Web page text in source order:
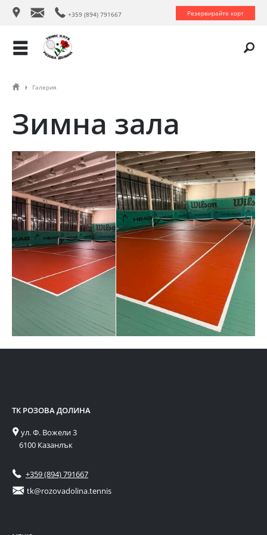
ś Ś Ÿ +359 (894) 791667 Резервирайте корт
ř
ŷ Ţ Галерия
Зимна зала
ТК РОЗОВА ДОЛИНА
śул. Ф. Вожели 3
6100 Казанлък
Ÿ +359 (894) 791667
Ś tk@rozovadolina.tennis